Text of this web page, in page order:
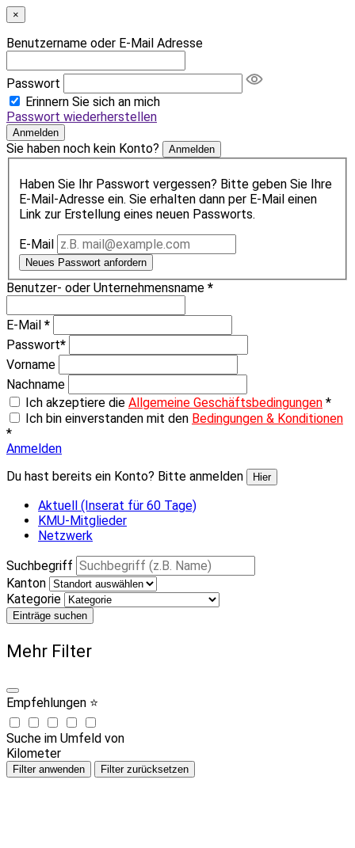
×
Benutzername oder E-Mail Adresse
Passwort
Erinnern Sie sich an mich
Passwort wiederherstellen
Anmelden
Sie haben noch kein Konto? Anmelden
Haben Sie Ihr Passwort vergessen? Bitte geben Sie Ihre
E-Mail-Adresse ein. Sie erhalten dann per E-Mail einen
Link zur Erstellung eines neuen Passworts.
E-Mail
Neues Passwort anfordern
Benutzer- oder Unternehmensname *
E-Mail *
Passwort*
Vorname
Nachname
Ich akzeptiere die Allgemeine Geschäftsbedingungen *
Ich bin einverstanden mit den Bedingungen & Konditionen
*
Anmelden
Du hast bereits ein Konto? Bitte anmelden
Hier
Aktuell (Inserat für 60 Tage)
KMU-Mitglieder
Netzwerk
Suchbegriff
Kanton
Kategorie
Einträge suchen
Mehr Filter
Empfehlungen ⭐
Suche im Umfeld von
Kilometer
Filter anwenden Filter zurücksetzen